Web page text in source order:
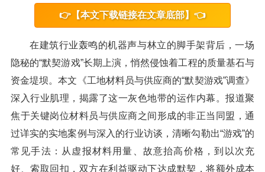
👉【本文下载链接在文章底部】👈
在建筑行业轰鸣的机器声与林立的脚手架背后，一场
隐秘的“默契游戏”长期上演，悄然侵蚀着工程的质量基石与
资金堤坝。本文《工地材料员与供应商的“默契游戏”调查》
深入行业肌理，揭露了这一灰色地带的运作内幕。报道聚
焦于关键岗位材料员与供应商之间形成的非正当同盟，通
过详实的实地案例与深入的行业访谈，清晰勾勒出“游戏”的
常见手法：从虚报材料用量、故意抬高价格，到以次充
好、索取回扣，双方在利益驱动下达成默契，将额外成本